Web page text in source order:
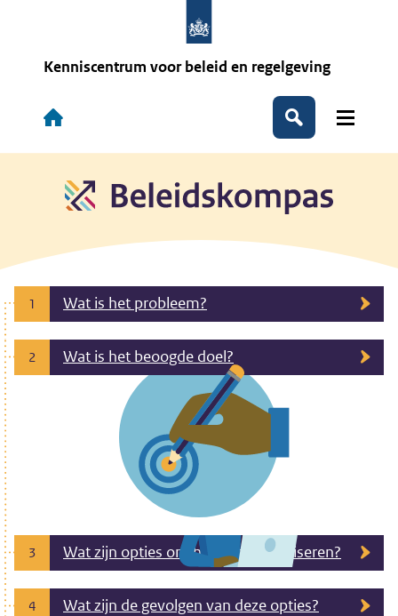
Kenniscentrum voor beleid en regelgeving
Hoofdnavigatie
Zoeken
1 Wat is het probleem?
2 Wat is het beoogde doel?
3 Wat zijn opties om het doel te realiseren?
4 Wat zijn de gevolgen van deze opties?